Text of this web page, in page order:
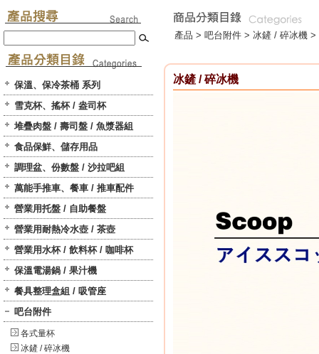
保溫、保冷茶桶 系列
雪克杯、搖杯 / 盎司杯
堆疊肉盤 / 壽司盤 / 魚漿器組
食品保鮮、儲存用品
調理盆、份數盤 / 沙拉吧組
萬能手推車、餐車 / 推車配件
營業用托盤 / 自助餐盤
營業用耐熱冷水壺 / 茶壺
營業用水杯 / 飲料杯 / 咖啡杯
保溫電湯鍋 / 果汁機
餐具整理盒組 / 吸管座
吧台附件
各式量杯
冰鏟 / 碎冰機
產品 > 吧台附件 > 冰鏟 / 碎冰機 >
冰鏟 / 碎冰機